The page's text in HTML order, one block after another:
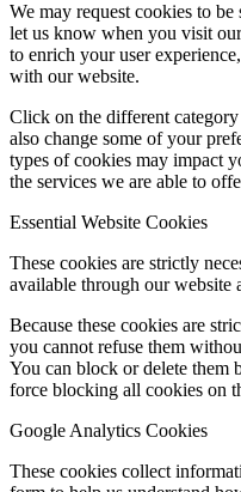
We may request cookies to
let us know when you visit
to enrich your user
with our website.
Click on the different
also change some of your
types of cookies may impact
the services we are able to
Essential Website Cookies
These cookies are strictly
available through our website
Because these cookies are
you cannot refuse them
You can block or delete them
force blocking all cookies on
Google Analytics Cookies
These cookies collect